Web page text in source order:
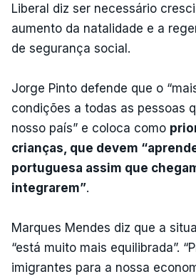
Liberal diz ser necessário
aumento da natalidade e a
de segurança social.
Jorge Pinto defende que o
condições a todas as pessoas
nosso país” e coloca como
crianças, que devem
portuguesa assim que
integrarem”.
Marques Mendes diz que a
“está muito mais equilibrada”.
imigrantes para a nossa